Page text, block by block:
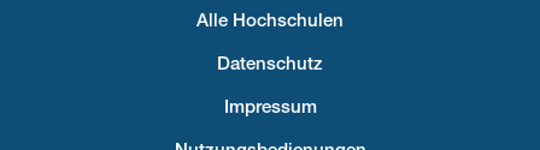
Fußzeilenmenü
Alle Hochschulen
Datenschutz
Impressum